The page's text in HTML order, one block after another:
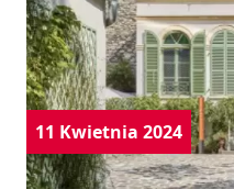
11 Kwietnia 2024